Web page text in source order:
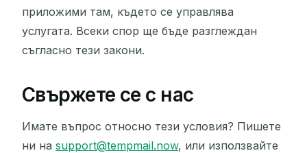
приложими там, където се управлява
услугата. Всеки спор ще бъде разглеждан
съгласно тези закони.
Свържете се с нас
Имате въпрос относно тези условия? Пишете
ни на support@tempmail.now, или използвайте